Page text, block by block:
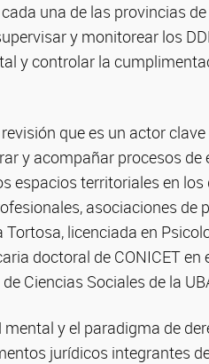
una de las provincias
y monitorear los
y controlar la
que es un actor
y acompañar procesos
espacios territoriales en
asociaciones de
Tortosa, licenciada en
doctoral de CONICET
Ciencias Sociales de la
mental y el paradigma de
jurídicos integrantes